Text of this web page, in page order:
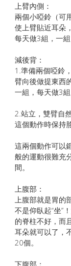
上臂內側：
兩個小啞鈴（可
使上臂貼近耳朵
每天做3組，一組
減後背：
1.準備兩個啞鈴
臂向後做提東西
一組，每天做3組
2.站立，雙臂自
這個動作時保持
這兩個動作可以
般的運動很難充
間。
上腹部：
上腹部就是胃的
不是仰臥起“坐”
的脊柱不好，而
耳朵就可以了，
20個。
下腹部：